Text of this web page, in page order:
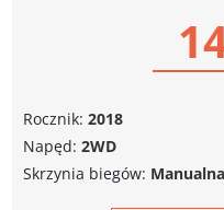
Rocznik: 2018
Napęd: 2WD
Skrzynia biegów: Manualna